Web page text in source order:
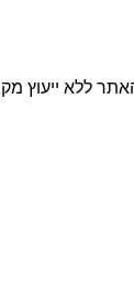
ללא ייעוץ